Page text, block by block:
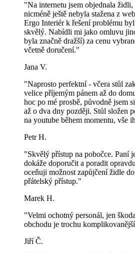
"Na internetu jsem objednala židli,
nicméně ještě nebyla stažena z
Ergo Interiér k řešení problému
skvělý. Nabídli mi jako omluvu
byla značně dražší) za cenu
včetně doručení."
Jana V.
"Naprosto perfektní - včera stůl
velice příjemým pánem až do
hoc po mé prosbě, původně jsem
až o dva dny později. Stůl složen
na youtube během momentu, vše
Petr H.
"Skvělý přístup na pobočce. Paní
dokáže doporučit a poradit
oceňuji možnost zapůjčení židle
přátelský přístup."
Marek H.
"Velmi ochotný personál, jen
obchodu je trochu
Jiří Č.